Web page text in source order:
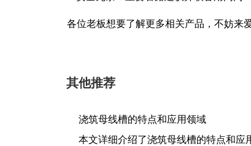
各位老板想要了解更多相关产品，不妨来
其他推荐
浇筑母线槽的特点和应用领域
本文详细介绍了浇筑母线槽的特点和应